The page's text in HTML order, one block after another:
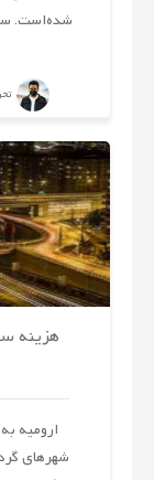
شده‌است.
هزینه
ارومیه
شهرهای